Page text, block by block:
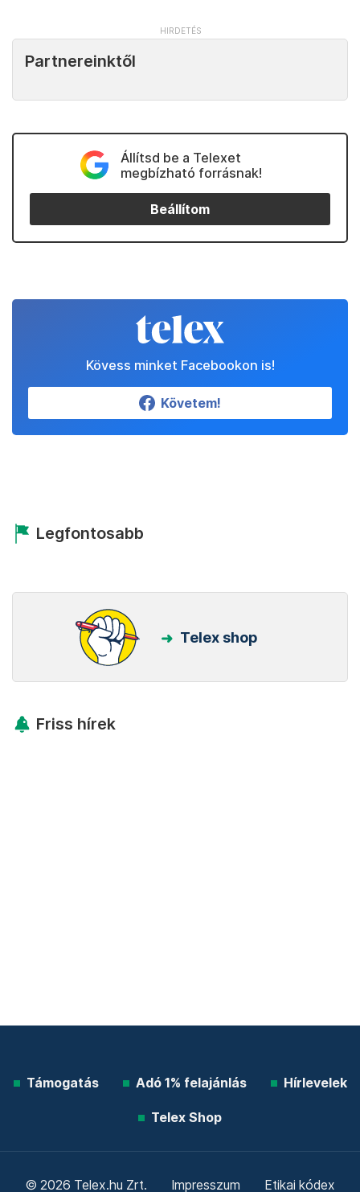
Partnereinktől
Állítsd be a Telexet
megbízható forrásnak!
Beállítom
Kövess minket Facebookon is!
Követem!
Legfontosabb
Telex shop
Friss hírek
Támogatás Adó 1% felajánlás Hírlevelek
Telex Shop
© 2026 Telex.hu Zrt. Impresszum Etikai kódex